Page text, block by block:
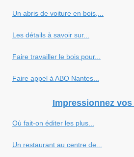
Un abris de voiture en bois,...
Les détails à savoir sur...
Faire travailler le bois pour...
Faire appel à ABO Nantes...
Impressionnez
Où fait-on éditer les plus...
Un restaurant au centre de...